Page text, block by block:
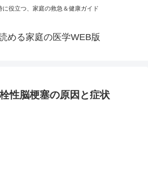
に役立つ、家庭の救急＆健康ガイド
める家庭の医学WEB版
性脳梗塞の原因と症状